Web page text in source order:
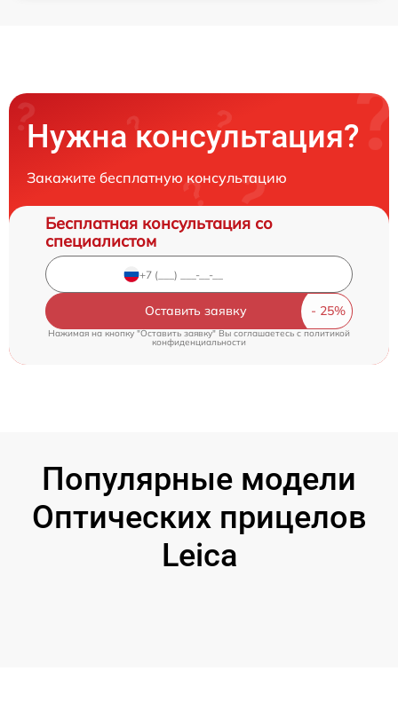
Нужна консультация?
Закажите бесплатную консультацию
Бесплатная консультация со
специалистом
Оставить заявку
Нажимая на кнопку "Оставить заявку" Вы соглашаетесь cполитикой
конфиденциальности
Популярные модели
Оптических прицелов
Leica